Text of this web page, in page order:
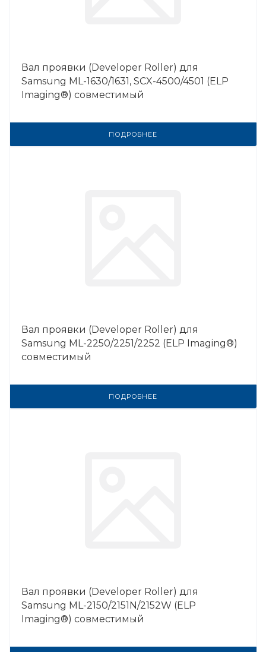
Вал проявки (Developer Roller) для
Samsung ML-1630/1631, SCX-4500/4501 (ELP
Imaging®) совместимый
ПОДРОБНЕЕ
Вал проявки (Developer Roller) для
Samsung ML-2250/2251/2252 (ELP Imaging®)
совместимый
ПОДРОБНЕЕ
Вал проявки (Developer Roller) для
Samsung ML-2150/2151N/2152W (ELP
Imaging®) совместимый